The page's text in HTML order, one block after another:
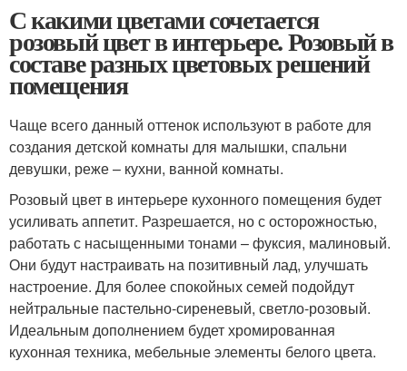
С какими цветами сочетается
розовый цвет в интерьере. Розовый в
составе разных цветовых решений
помещения
Чаще всего данный оттенок используют в работе для
создания детской комнаты для малышки, спальни
девушки, реже – кухни, ванной комнаты.
Розовый цвет в интерьере кухонного помещения будет
усиливать аппетит. Разрешается, но с осторожностью,
работать с насыщенными тонами – фуксия, малиновый.
Они будут настраивать на позитивный лад, улучшать
настроение. Для более спокойных семей подойдут
нейтральные пастельно-сиреневый, светло-розовый.
Идеальным дополнением будет хромированная
кухонная техника, мебельные элементы белого цвета.